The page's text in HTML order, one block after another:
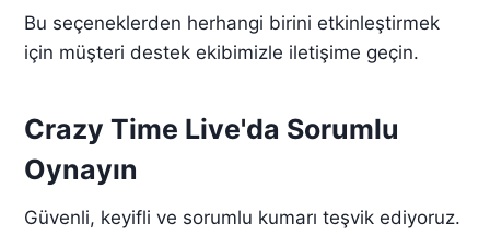
Bu seçeneklerden herhangi birini etkinleştirmek
için müşteri destek ekibimizle iletişime geçin.
Crazy Time Live'da Sorumlu
Oynayın
Güvenli, keyifli ve sorumlu kumarı teşvik ediyoruz.